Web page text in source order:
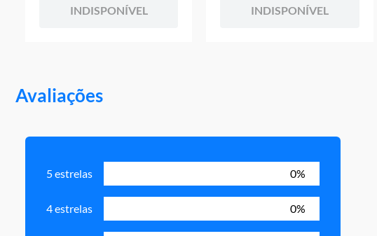
INDISPONÍVEL INDISPONÍVEL
Avaliações
5 estrelas 0%
4 estrelas 0%